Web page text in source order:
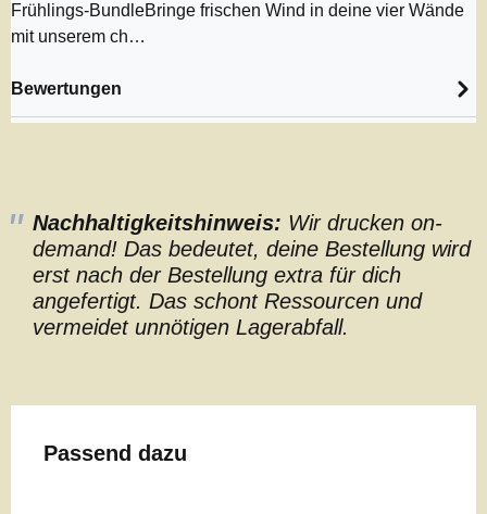
Frühlings-BundleBringe frischen Wind in deine vier Wände
mit unserem ch…
Bewertungen
Nachhaltigkeitshinweis: Wir drucken on-
demand! Das bedeutet, deine Bestellung wird
erst nach der Bestellung extra für dich
angefertigt. Das schont Ressourcen und
vermeidet unnötigen Lagerabfall.
Produktgalerie überspringen
Passend dazu